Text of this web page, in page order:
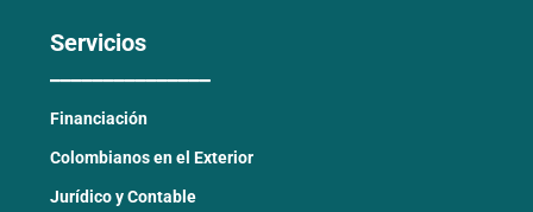
Servicios
Financiación
Colombianos en el Exterior
Jurídico y Contable